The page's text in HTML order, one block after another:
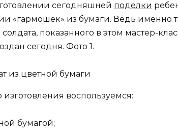
сегодняшней поделки
«гармошек» из бумаги. Ведь именно
показанного в этом мастер-
сегодня. Фото 1.
изготовления воспользуемся:
бумагой;